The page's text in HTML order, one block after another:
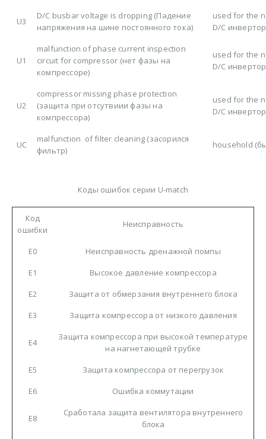
U3
D/C busbar voltage is dropping (Падение
напряжения на шине постоянного тока)
used for the
D/C
U1
malfunction of phase current inspection
circuit for compressor (нет фазы на
компрессоре)
used for the
D/C
U2
compressor missing phase protection
(защита при отсутвиии фазы на
компрессора)
used for the
D/C
UC
malfunction of filter cleaning (засорился
фильтр)
household
Коды ошибок серии U-match
Код
ошибки
Неисправность
E0
Неисправность дренажной помпы
E1
Высокое давление компрессора
E2
Защита от обмерзания внутреннего блока
E3
Защита компрессора от низкого давления
E4
Защита компрессора при высокой температуре
на нагнетающей трубке
E5
Защита компрессора от перегрузок
E6
Ошибка коммутации
E8
Сработала защита вентилятора внутреннего
блока